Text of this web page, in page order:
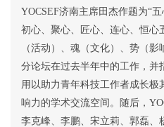
YOCSEF济南主席田杰作题为“五
初心、聚心、匠心、连心、恒心
（活动）、魂（文化）、势（
分论坛在过去半年中的工作， 并
用 以助力青年科技工作者成长极
响力的学术交流空间。
随后，
李克峰、李鹏、宋立莉、郭磊、